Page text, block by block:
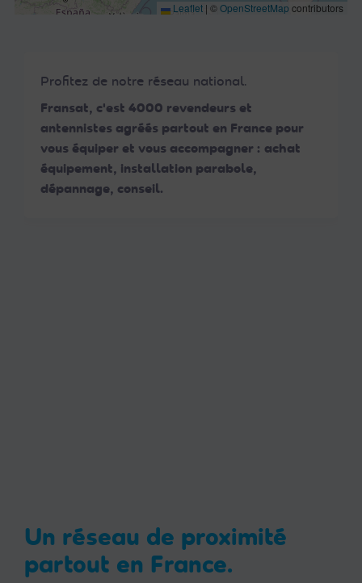
Profitez de notre réseau national.
Fransat, c'est 4000 revendeurs et
antennistes agréés partout en France pour
vous équiper et vous accompagner : achat
équipement, installation parabole,
dépannage, conseil.
Leaflet | ©OpenStreetMap contributors
Un réseau de proximité
partout en France.